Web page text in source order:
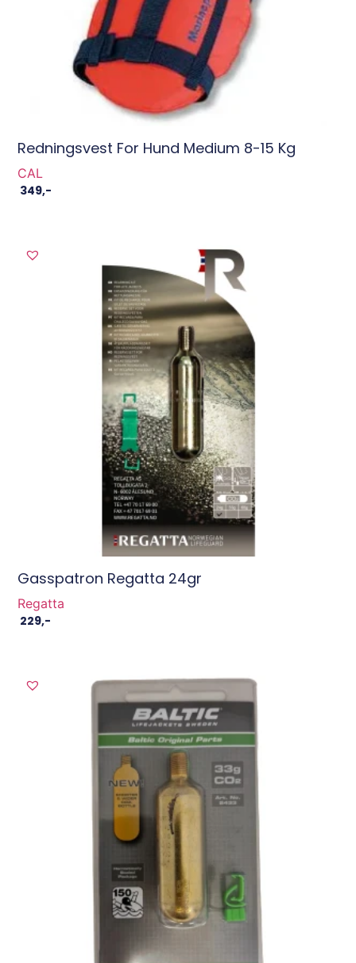
Redningsvest For Hund Medium 8-15 Kg
CAL
349,-
Gasspatron Regatta 24gr
Regatta
229,-